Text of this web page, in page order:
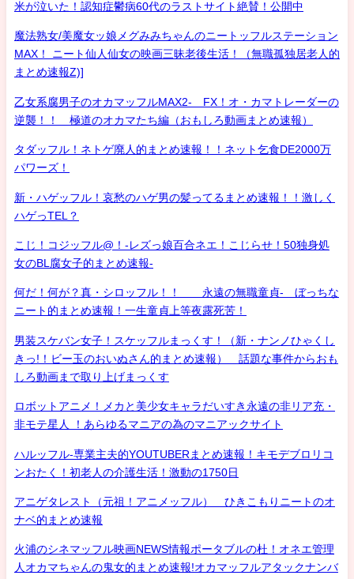
米が泣いた！認知症鬱病60代のラストサイト絶賛！公開中
魔法熟女/美魔女ッ娘メグみみちゃんのニートッフルステーション
MAX！ ニート仙人仙女の映画三昧老後生活！（無職孤独居老人的
まとめ速報Z)]
乙女系腐男子のオカマッフルMAX2- FX！オ・カマトレーダーの
逆襲！！ 極道のオカマたち編（おもしろ動画まとめ速報）
タダッフル！ネトゲ廃人的まとめ速報！！ネット乞食DE2000万
パワーズ！
新・ハゲッフル！哀愁のハゲ男の髪ってるまとめ速報！！激しく
ハゲっTEL？
こじ！コジッフル@！-レズっ娘百合ネエ！こじらせ！50独身処
女のBL腐女子的まとめ速報-
何だ！何が？真・シロッフル！！ 永遠の無職童貞- ぼっちな
ニート的まとめ速報！一生童貞上等夜露死苦！
男装スケバン女子！スケッフルまっくす！（新・ナンノひゃくし
きっ!！ビー玉のおいぬさん的まとめ速報） 話題な事件からおも
しろ動画まで取り上げまっくす
ロボットアニメ！メカと美少女キャラだいすき永遠の非リア充・
非モテ星人 ！あらゆるマニアの為のマニアックサイト
ハルッフル-専業主夫的YOUTUBERまとめ速報！キモデブロリコ
ンおたく！初老人の介護生活！激動の1750日
アニゲタレスト（元祖！アニメッフル） ひきこもりニートのオ
ナベ的まとめ速報
火浦のシネマッフル映画NEWS情報ポータブルの杜！オネエ管理
人オカマちゃんの鬼女的まとめ速報!オカマッフルアタックナンバ